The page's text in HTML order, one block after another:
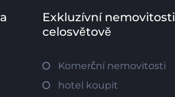
Exkluzívní nemovitosti
celosvětově
Komerční nemovitosti
hotel koupit